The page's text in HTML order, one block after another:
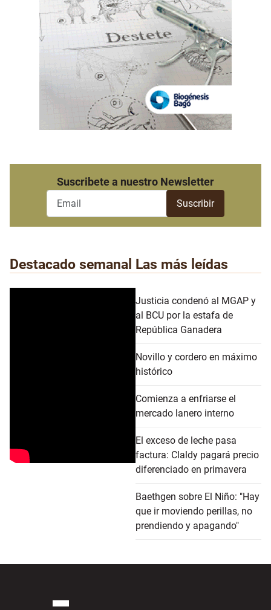
Suscribete a nuestro Newsletter
Destacado semanal Las más leídas
Justicia condenó al MGAP y
al BCU por la estafa de
República Ganadera
Novillo y cordero en máximo
histórico
Comienza a enfriarse el
mercado lanero interno
El exceso de leche pasa
factura: Claldy pagará precio
diferenciado en primavera
Baethgen sobre El Niño: "Hay
que ir moviendo perillas, no
prendiendo y apagando"